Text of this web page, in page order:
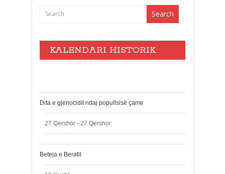
KALENDARI HISTORIK
Dita e gjenocidit ndaj popullsisë çame
27 Qershor - 27 Qershor
Beteja e Beratit